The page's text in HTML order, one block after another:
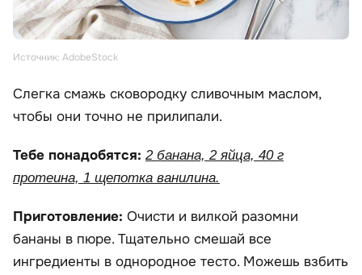
Источник: AdobeStock
Слегка смажь сковородку сливочным маслом,
чтобы они точно не прилипали.
Тебе понадобятся: 2 банана, 2 яйца, 40 г
протеина, 1 щепотка ванилина.
Приготовление: Очисти и вилкой разомни
бананы в пюре. Тщательно смешай все
ингредиенты в однородное тесто. Можешь взбить